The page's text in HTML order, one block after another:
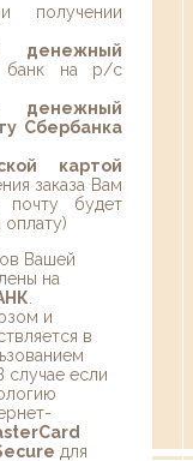
получении
денежный
банк на р/с
денежный
Сбербанка
картой
заказа Вам
почту будет
оплату)
Вашей
на
и
в
случае если
для